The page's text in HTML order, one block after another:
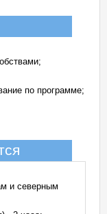
по программе;
и северным